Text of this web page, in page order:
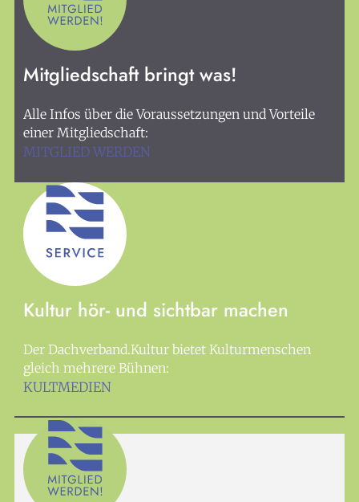
Mitgliedschaft bringt was!
Alle Infos über die Voraussetzungen und Vorteile
einer Mitgliedschaft:
MITGLIED WERDEN
Kultur hör- und sichtbar machen
Der Dachverband.Kultur bietet Kulturmenschen
gleich mehrere Bühnen:
KULTMEDIEN
Mitmachen
Spenden
Impressum
Datenschutz